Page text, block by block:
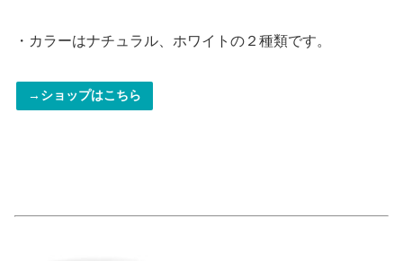
・カラーはナチュラル、ホワイトの２種類です。
→ショップはこちら